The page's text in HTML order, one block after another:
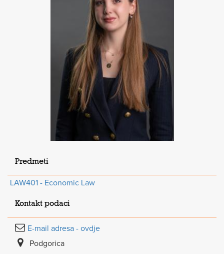
Predmeti
LAW401 - Economic Law
Kontakt podaci
E-mail adresa - ovdje
Podgorica